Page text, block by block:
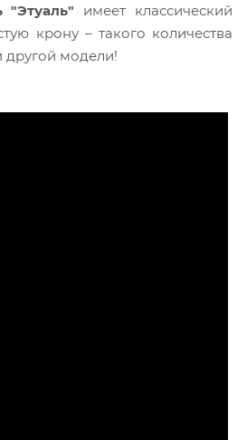
"Этуаль" имеет классический
крону – такого количества
другой модели!